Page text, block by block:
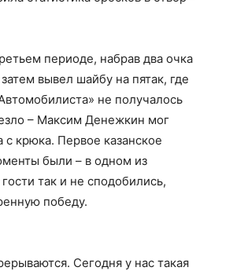
периоде, набрав два очка
вывел шайбу на пятак, где
не получалось
– Максим Денежкин мог
крюка. Первое казанское
были – в одном из
так и не сподобились,
победу.
Сегодня у нас такая